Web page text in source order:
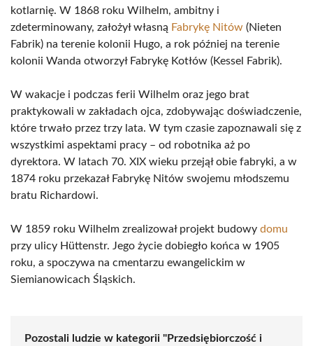
kotlarnię. W 1868 roku Wilhelm, ambitny i
zdeterminowany, założył własną Fabrykę Nitów (Nieten
Fabrik) na terenie kolonii Hugo, a rok później na terenie
kolonii Wanda otworzył Fabrykę Kotłów (Kessel Fabrik).
W wakacje i podczas ferii Wilhelm oraz jego brat
praktykowali w zakładach ojca, zdobywając doświadczenie,
które trwało przez trzy lata. W tym czasie zapoznawali się z
wszystkimi aspektami pracy – od robotnika aż po
dyrektora. W latach 70. XIX wieku przejął obie fabryki, a w
1874 roku przekazał Fabrykę Nitów swojemu młodszemu
bratu Richardowi.
W 1859 roku Wilhelm zrealizował projekt budowy domu
przy ulicy Hüttenstr. Jego życie dobiegło końca w 1905
roku, a spoczywa na cmentarzu ewangelickim w
Siemianowicach Śląskich.
Pozostali ludzie w kategorii "Przedsiębiorczość i